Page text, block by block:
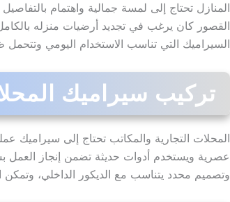
المنازل تحتاج إلى لمسة جمالية واهتمام
القصور كان يرغب في تجديد أرضيات منزله
السيراميك التي تناسب الاستخدام اليومي
تركيب سيراميك
المحلات التجارية والمكاتب تحتاج إلى سيراميك
عصرية ويستخدم أدوات حديثة تضمن إنجاز
وتصميم محدد يتناسب مع الديكور الداخلي،